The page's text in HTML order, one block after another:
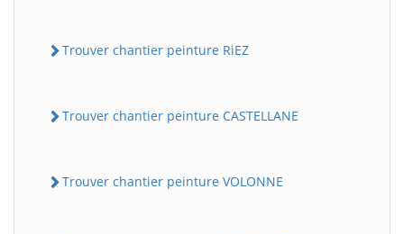
Trouver chantier peinture RiEZ
Trouver chantier peinture CASTELLANE
Trouver chantier peinture VOLONNE